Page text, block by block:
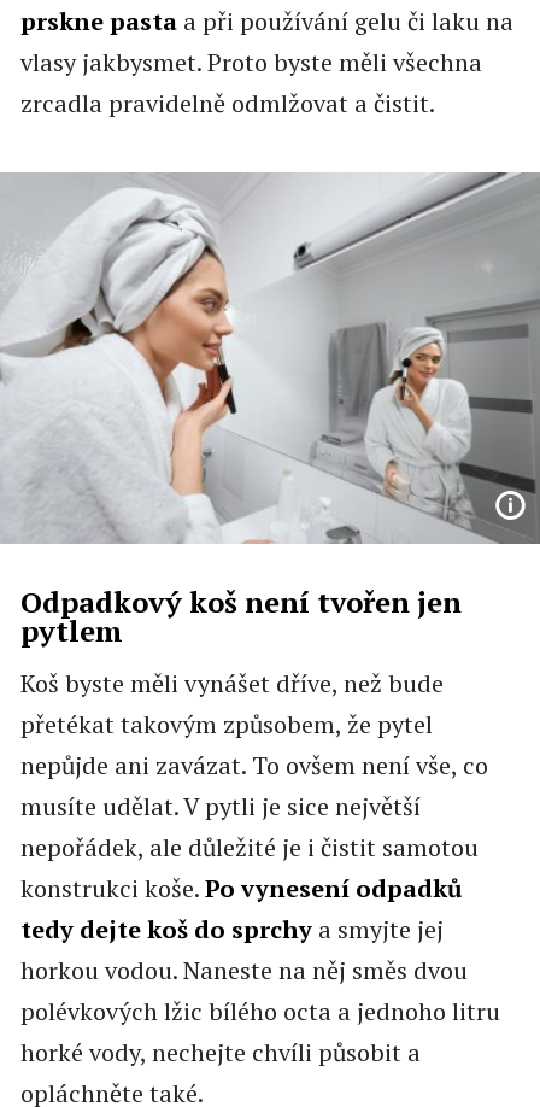
prskne pastaa při používání gelu či laku na
vlasy jakbysmet. Proto byste měli všechna
zrcadla pravidelně odmlžovat a čistit.
Odpadkový koš není tvořen jen
pytlem
Koš byste měli vynášet dříve, než bude
přetékat takovým způsobem, že pytel
nepůjde ani zavázat. To ovšem není vše, co
musíte udělat. V pytli je sice největší
nepořádek, ale důležité je i čistit samotou
konstrukci koše.Po vynesení odpadků
tedy dejte koš do sprchya smyjte jej
horkou vodou. Naneste na něj směs dvou
polévkových lžic bílého octa a jednoho litru
horké vody, nechejte chvíli působit a
opláchněte také.